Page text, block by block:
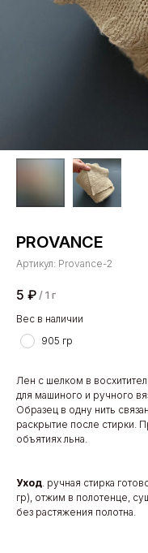
PROVANCE
Артикул: Provance-2
5 ₽ / 1 г
Вес в наличии
905 гр
Лен с шелком в
для машиного и ручного
Образец в одну нить
раскрытие после стирки.
объятиях льна.
Уход . ручная стирка
гр), отжим в полотенце,
без растяжения полотна.